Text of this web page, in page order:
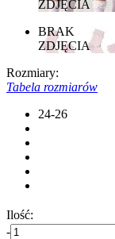
ZDJĘCIA
BRAK
ZDJĘCIA
Rozmiary:
Tabela rozmiarów
24-26
Ilość:
-